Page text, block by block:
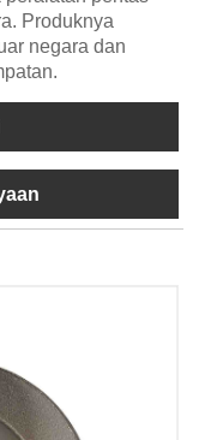
Produknya
negara dan